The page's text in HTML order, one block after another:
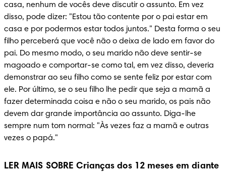
casa, nenhum de vocês deve discutir o assunto. Em vez
disso, pode dizer: "Estou tão contente por o pai estar em
casa e por podermos estar todos juntos." Desta forma o seu
filho perceberá que você não o deixa de lado em favor do
pai. Do mesmo modo, o seu marido não deve sentir-se
magoado e comportar-se como tal, em vez disso, deveria
demonstrar ao seu filho como se sente feliz por estar com
ele. Por último, se o seu filho lhe pedir que seja a mamã a
fazer determinada coisa e não o seu marido, os pais não
devem dar grande importância ao assunto. Diga-lhe
sempre num tom normal: "Às vezes faz a mamã e outras
vezes o papá."
LER MAIS SOBRE Crianças dos 12 meses em diante